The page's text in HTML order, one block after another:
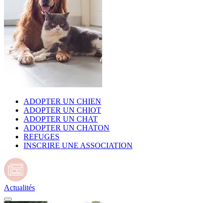
ADOPTER UN CHIEN
ADOPTER UN CHIOT
ADOPTER UN CHAT
ADOPTER UN CHATON
REFUGES
INSCRIRE UNE ASSOCIATION
Actualités